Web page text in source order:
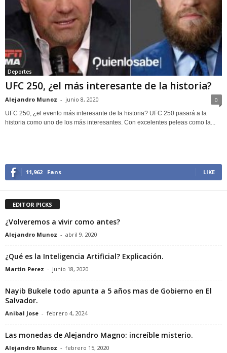
Deportes
UFC 250, ¿el más interesante de la historia?
Alejandro Munoz - junio 8, 2020 0
UFC 250, ¿el evento más interesante de la historia? UFC 250 pasará a la
historia como uno de los más interesantes. Con excelentes peleas como la...
11,962 Fans LIKE
EDITOR PICKS
¿Volveremos a vivir como antes?
Alejandro Munoz - abril 9, 2020
¿Qué es la Inteligencia Artificial? Explicación.
Martin Perez - junio 18, 2020
Nayib Bukele todo apunta a 5 años mas de Gobierno en El
Salvador.
Anibal Jose - febrero 4, 2024
Las monedas de Alejandro Magno: increíble misterio.
Alejandro Munoz - febrero 15, 2020